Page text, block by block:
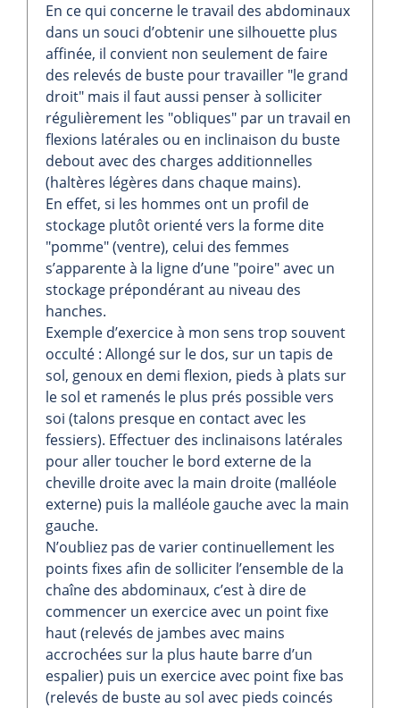
En ce qui concerne le travail des abdominaux
dans un souci d’obtenir une silhouette plus
affinée, il convient non seulement de faire
des relevés de buste pour travailler "le grand
droit" mais il faut aussi penser à solliciter
régulièrement les "obliques" par un travail en
flexions latérales ou en inclinaison du buste
debout avec des charges additionnelles
(haltères légères dans chaque mains).
En effet, si les hommes ont un profil de
stockage plutôt orienté vers la forme dite
"pomme" (ventre), celui des femmes
s’apparente à la ligne d’une "poire" avec un
stockage prépondérant au niveau des
hanches.
Exemple d’exercice à mon sens trop souvent
occulté : Allongé sur le dos, sur un tapis de
sol, genoux en demi flexion, pieds à plats sur
le sol et ramenés le plus prés possible vers
soi (talons presque en contact avec les
fessiers). Effectuer des inclinaisons latérales
pour aller toucher le bord externe de la
cheville droite avec la main droite (malléole
externe) puis la malléole gauche avec la main
gauche.
N’oubliez pas de varier continuellement les
points fixes afin de solliciter l’ensemble de la
chaîne des abdominaux, c’est à dire de
commencer un exercice avec un point fixe
haut (relevés de jambes avec mains
accrochées sur la plus haute barre d’un
espalier) puis un exercice avec point fixe bas
(relevés de buste au sol avec pieds coincés